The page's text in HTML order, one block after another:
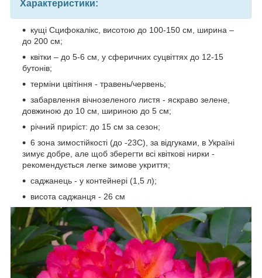
Характеристики:
кущі Сцифокалікс, висотою до 100-150 см, ширина –
до 200 см;
квітки – до 5-6 см, у сферичних суцвіттях до 12-15
бутонів;
терміни цвітіння - травень/червень;
забарвлення вічнозеленого листя - яскраво зелене,
довжиною до 10 см, шириною до 5 см;
річний приріст: до 15 см за сезон;
6 зона зимостійкості (до -23С), за відгуками, в Україні
зимує добре, але щоб зберегти всі квіткові нирки -
рекомендується легке зимове укриття;
саджанець - у контейнері (1,5 л);
висота саджанця - 26 см